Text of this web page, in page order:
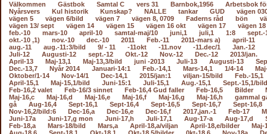
Välkommen Gästbok Samtal C vers 31 Barnbok,1956
Arbetsbok
Nyårsvers
Kul historik Kunskap? NALLE tankar GUD
vägen
vägen 5
vägen 6/bild vägen 7 vägen 8, 0709 Faderns råd bön
vägen 13/ sept
vägen 14 vägen 15 vägen 16 okt vägen 17
vägen 18
feb.-10
mars-10 april-10 samtal-maj/10 juni,1 juli,1 1:8
sept.-
okt.-10 ,1)
nov.-10 dec.-10 2011 Feb.-11 2011-mars a)
april-11
aug.-11
aug.-11:3/bild 9/ - 11 -11okt -11.nov -11.dec/1
Jan.-12
Juli-12
Augusti-12 sept.-12 Okt.-12 Nov.-12 Dec.-12
2013/jan.
April-13
Maj-13,1 Maj-13,3/bild juni -2013 Juli-13 Augusti-13
Dec.-13,7
Nyår 2014 Januari-14:1 Feb.-14,1 Mars-14,1 1/4-14
Oktober/1-14
Nov-14/1 Dec-14,1 2015/jan:1 viljan-15/bild
Feb.-15,1
April-15,1
Maj-15,1/bild Juni-15:1 Juli-15,1 Aug.-15,1
Sept.-15,1/
Feb-16,2 valet
Feb-16/3 sinnet Feb-16,4 Gud faller Feb-16,5 Bilder
Maj-16,c
Maj-16,d Maj-16,e Maj-16,f Maj-16,g Maj-16,h
gammal
gå
Aug-16,4 Sept-16,1 Sept-16,4 Sept-16,5 Sept-16,7
Sept-16,8
Nov-16,2/bild:6
Dec-16,a Dec-16,e Dec-16,f 2017,jan.-1 Feb-17
Juni-17a
Juni-17,g mon Juni-17,h Juli-17,1 Aug-17-a Aug-17,d
Feb-18,a
Mars-18/bild Mars,a April-18,a/viljan April-18,e/bilder
Maj-